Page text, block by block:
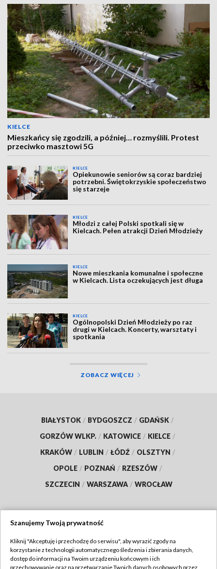
KIELCE
Mieszkańcy się zgodzili, a później… rozmyślili. Protest
przeciwko masztowi 5G
KIELCE
Opiekunowie seniorów są coraz bardziej
potrzebni. Świętokrzyskie społeczeństwo
się starzeje
KIELCE
Młodzi z całej Polski spotkali się w
Kielcach. Pełen atrakcji Dzień Młodzieży
KIELCE
Nowe mieszkania komunalne i społeczne
w Kielcach. Lista oczekujących jest długa
KIELCE
Ogólnopolski Dzień Młodzieży po raz
drugi w Kielcach. Koncerty, warsztaty i
spotkania
ZOBACZ WIĘCEJ
BIAŁYSTOK / BYDGOSZCZ / GDAŃSK /
GORZÓW WLKP. / KATOWICE / KIELCE /
KRAKÓW / LUBLIN / ŁÓDŹ / OLSZTYN /
OPOLE / POZNAŃ / RZESZÓW /
SZCZECIN / WARSZAWA / WROCŁAW
TVP
Szanujemy Twoją prywatność
Kliknij "Akceptuję i przechodzę do serwisu", aby wyrazić zgody na
korzystanie z technologii automatycznego śledzenia i zbierania danych,
dostęp do informacji na Twoim urządzeniu końcowym i ich
przechowywanie oraz na przetwarzanie Twoich danych osobowych przez